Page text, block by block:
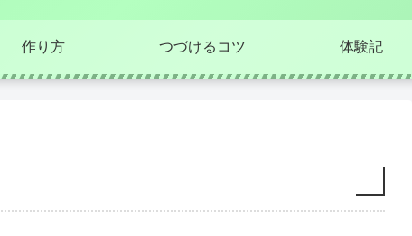
作り方 つづけるコツ 体験記